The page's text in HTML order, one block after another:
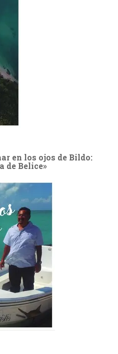
en los ojos de Bildo:
de Belice»